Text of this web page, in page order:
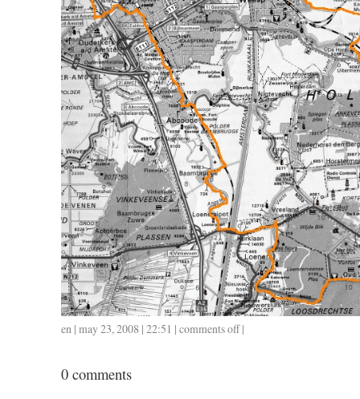
en | may 23, 2008 | 22:51 | comments offon
|
0 comments